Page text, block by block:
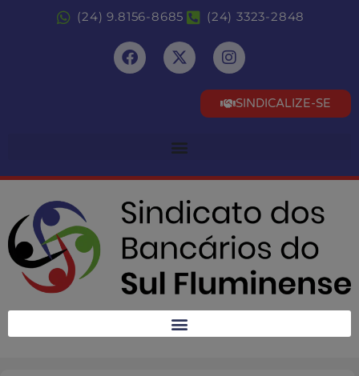
(24) 9.8156-8685 (24) 3323-2848
SINDICALIZE-SE